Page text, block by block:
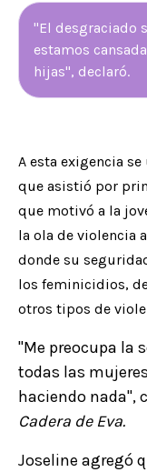
"El desgraciado
estamos
hijas", declaró.
A esta exigencia
que asistió por
que motivó a la
la ola de violencia
donde su
los feminicidios,
otros tipos de
"Me preocupa la
todas las
haciendo nada",
Cadera de Eva.
Joseline agregó